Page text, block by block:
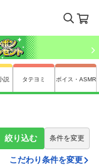
説 タテヨミ ボイス・ASMR
絞り込む 条件を変更
こだわり条件を変更